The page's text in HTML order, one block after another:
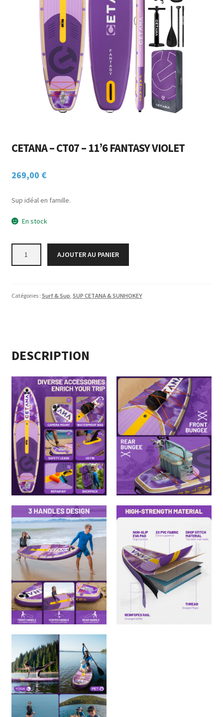
ACCESSOIRES
CHASSE SOUS-MARINE
NAUTISME
POINTS DE VENTE / LOCATION
MON COMPTE
CETANA – CT07 – 11’6 FANTASY VIOLET
269,00 €
Sup idéal en famille.
En stock
CT07
AJOUTER AU PANIER
Catégories : Surf & Sup SUP CETANA & SUNHOKEY
DESCRIPTION